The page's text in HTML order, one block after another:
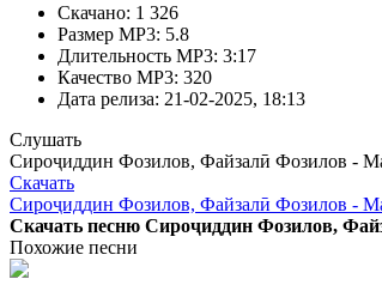
Скачано: 1 326
Размер MP3: 5.8
Длительность MP3: 3:17
Качество MP3: 320
Дата релиза: 21-02-2025, 18:13
Слушать
Сироҷиддин Фозилов, Файзалӣ Фозилов -
Скачать
Сироҷиддин Фозилов, Файзалӣ Фозилов -
Скачать песню Сироҷиддин Фозилов,
Похожие песни